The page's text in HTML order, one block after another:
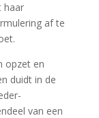
haar
af te
opzet en
duidt in de
van een